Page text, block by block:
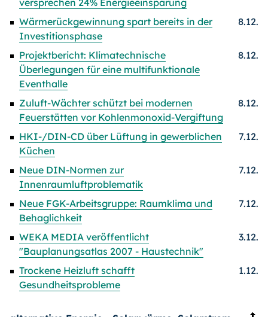
versprechen 24% Energieeinsparung
Wärmerückgewinnung spart bereits in der
Investitionsphase
8.12.
Projektbericht: Klimatechnische
Überlegungen für eine multifunktionale
Eventhalle
8.12.
Zuluft-Wächter schützt bei modernen
Feuerstätten vor Kohlenmonoxid-Vergiftung
8.12.
HKI-/DIN-CD über Lüftung in gewerblichen
Küchen
7.12.
Neue DIN-Normen zur
Innenraumluftproblematik
7.12.
Neue FGK-Arbeitsgruppe: Raumklima und
Behaglichkeit
7.12.
WEKA MEDIA veröffentlicht
"Bauplanungsatlas 2007 - Haustechnik"
3.12.
Trockene Heizluft schafft
Gesundheitsprobleme
1.12.